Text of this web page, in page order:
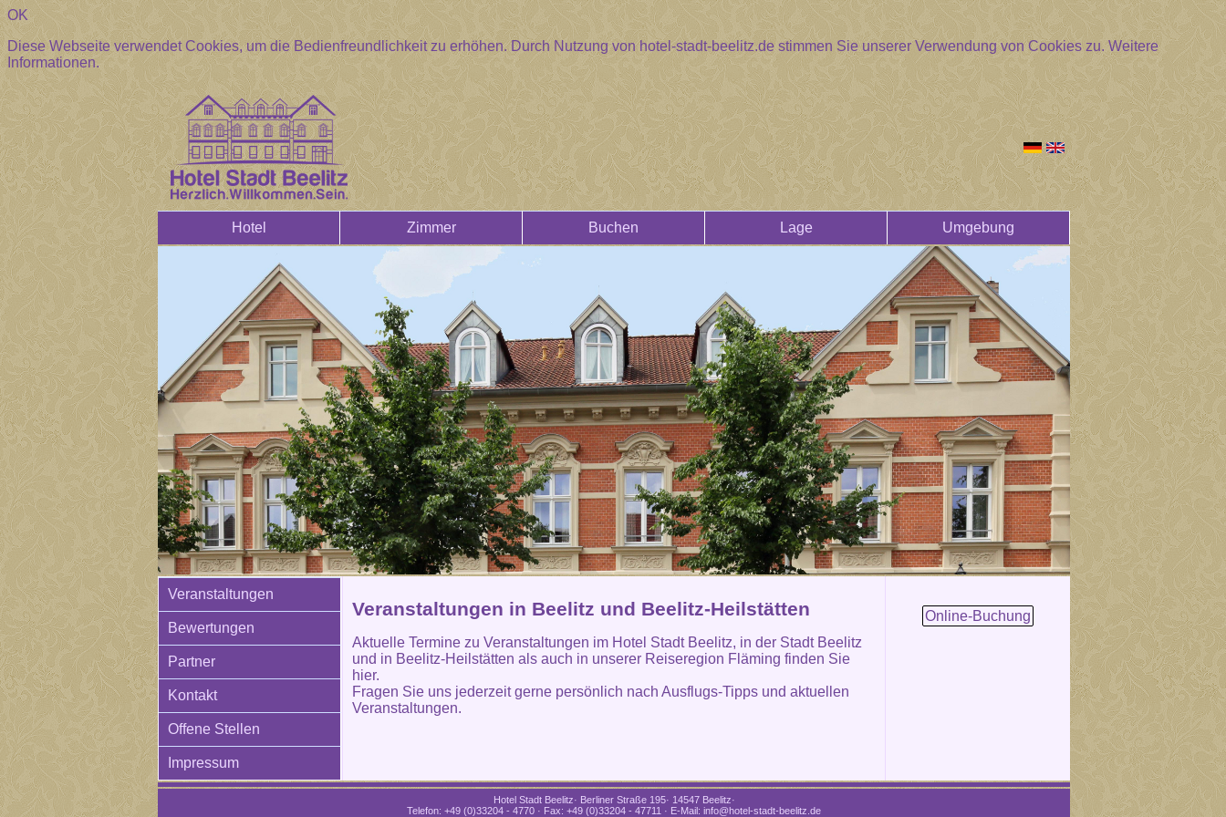
OK
Diese Webseite verwendet Cookies, um die Bedienfreundlichkeit zu erhöhen. Durch Nutzung von hotel-stadt-beelitz.de stimmen Sie unserer Verwendung von Cookies zu.Weitere
Informationen.
Hotel Zimmer Buchen Lage Umgebung
Veranstaltungen
Bewertungen
Partner
Kontakt
Offene Stellen
Impressum
Veranstaltungen in Beelitz und Beelitz-Heilstätten
Aktuelle Termine zu Veranstaltungen im Hotel Stadt Beelitz, in der Stadt Beelitz
und in Beelitz-Heilstätten als auch in unserer Reiseregion Fläming finden Sie
hier.
Fragen Sie uns jederzeit gerne persönlich nach Ausflugs-Tipps und aktuellen
Veranstaltungen.
Online-Buchung
Hotel Stadt Beelitz· Berliner Straße 195· 14547 Beelitz·
Telefon: +49 (0)33204 - 4770 · Fax: +49 (0)33204 - 47711 · E-Mail: info@hotel-stadt-beelitz.de